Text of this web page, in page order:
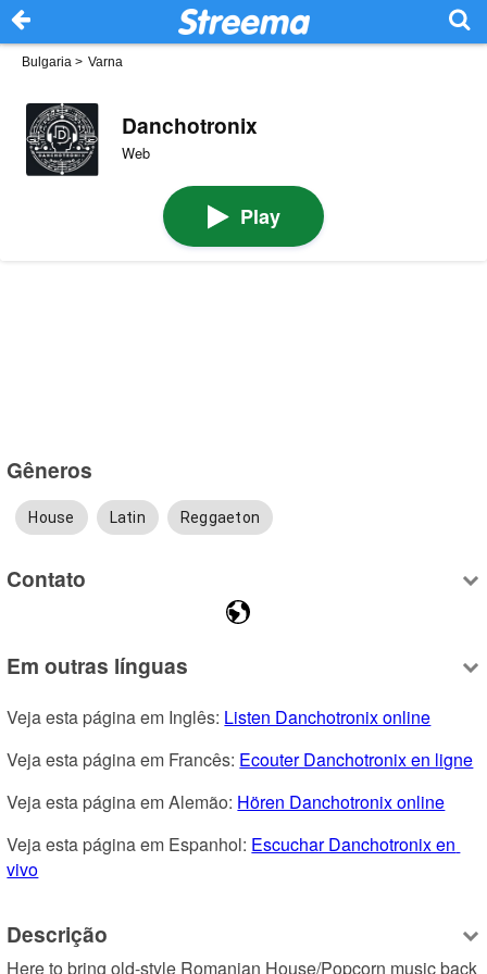
Bulgaria > Varna
Danchotronix
Web
Play
Gêneros
House Latin Reggaeton
Contato
Em outras línguas
Veja esta página em Inglês: Listen Danchotronix online
Veja esta página em Francês: Ecouter Danchotronix en ligne
Veja esta página em Alemão: Hören Danchotronix online
Veja esta página em Espanhol: Escuchar Danchotronix en
vivo
Descrição
Here to bring old-style Romanian House/Popcorn music back